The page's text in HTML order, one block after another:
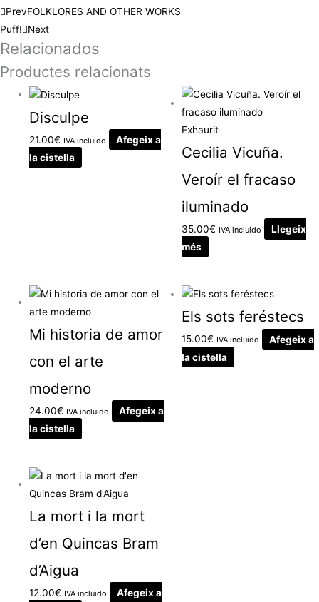
PrevFOLKLORES AND OTHER WORKS
Puff!
Next
Relacionados
Productes relacionats
Disculpe
21.00€ IVA incluido
Afegeix a
la cistella
Exhaurit
Cecilia Vicuña.
Veroír el fracaso
iluminado
35.00€ IVA incluido
Llegeix
més
Mi historia de amor
con el arte
moderno
24.00€ IVA incluido
Afegeix a
la cistella
Els sots feréstecs
15.00€ IVA incluido
Afegeix a
la cistella
La mort i la mort
d’en Quincas Bram
d’Aigua
12.00€ IVA incluido
Afegeix a